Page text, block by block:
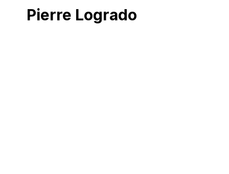
Pierre Logrado